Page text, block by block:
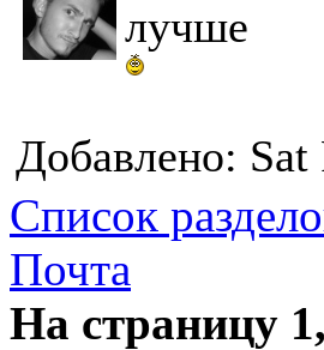
лучше
Добавлено:
Список
Почта
На страницу 1,